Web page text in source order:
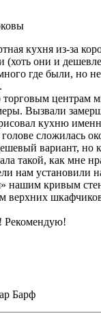
кухня из-за
(хоть они и
где были, но
торговым центрам
Вызвали
кухню
сложилась
вариант, но
такой, как мне
нам установили
нашим кривым
верхних
Рекомендую!
Барф